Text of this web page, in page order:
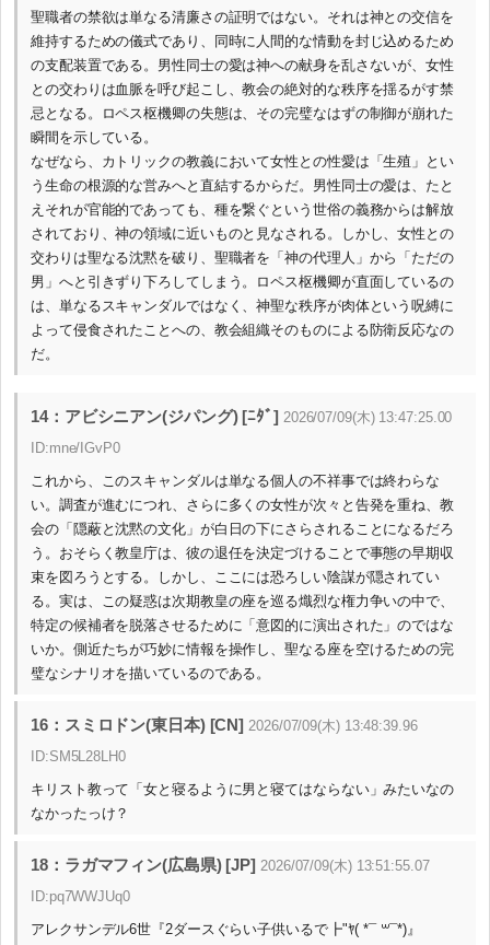
聖職者の禁欲は単なる清廉さの証明ではない。それは神との交信を
維持するための儀式であり、同時に人間的な情動を封じ込めるため
の支配装置である。男性同士の愛は神への献身を乱さないが、女性
との交わりは血脈を呼び起こし、教会の絶対的な秩序を揺るがす禁
忌となる。ロペス枢機卿の失態は、その完璧なはずの制御が崩れた
瞬間を示している。
なぜなら、カトリックの教義において女性との性愛は「生殖」とい
う生命の根源的な営みへと直結するからだ。男性同士の愛は、たと
えそれが官能的であっても、種を繋ぐという世俗の義務からは解放
されており、神の領域に近いものと見なされる。しかし、女性との
交わりは聖なる沈黙を破り、聖職者を「神の代理人」から「ただの
男」へと引きずり下ろしてしまう。ロペス枢機卿が直面しているの
は、単なるスキャンダルではなく、神聖な秩序が肉体という呪縛に
よって侵食されたことへの、教会組織そのものによる防衛反応なの
だ。
14：アビシニアン(ジパング) [ﾆﾀﾞ] 2026/07/09(木) 13:47:25.00
ID:mne/IGvP0
これから、このスキャンダルは単なる個人の不祥事では終わらな
い。調査が進むにつれ、さらに多くの女性が次々と告発を重ね、教
会の「隠蔽と沈黙の文化」が白日の下にさらされることになるだろ
う。おそらく教皇庁は、彼の退任を決定づけることで事態の早期収
束を図ろうとする。しかし、ここには恐ろしい陰謀が隠されてい
る。実は、この疑惑は次期教皇の座を巡る熾烈な権力争いの中で、
特定の候補者を脱落させるために「意図的に演出された」のではな
いか。側近たちが巧妙に情報を操作し、聖なる座を空けるための完
璧なシナリオを描いているのである。
16：スミロドン(東日本) [CN] 2026/07/09(木) 13:48:39.96
ID:SM5L28LH0
キリスト教って「女と寝るように男と寝てはならない」みたいなの
なかったっけ？
18：ラガマフィン(広島県) [JP] 2026/07/09(木) 13:51:55.07
ID:pq7WWJUq0
アレクサンデル6世『2ダースぐらい子供いるで┣"ﾔ( *¯ ꒳¯*)』